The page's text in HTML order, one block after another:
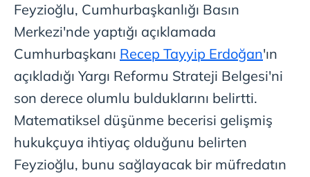
Feyzioğlu, Cumhurbaşkanlığı Basın
Merkezi'nde yaptığı açıklamada
Cumhurbaşkanı Recep Tayyip Erdoğan'ın
açıkladığı Yargı Reformu Strateji Belgesi'ni
son derece olumlu bulduklarını belirtti.
Matematiksel düşünme becerisi gelişmiş
hukukçuya ihtiyaç olduğunu belirten
Feyzioğlu, bunu sağlayacak bir müfredatın